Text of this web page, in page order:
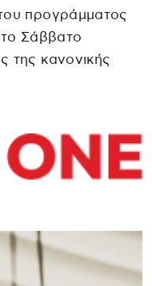
προγράμματος
Σάββατο
της κανονικής